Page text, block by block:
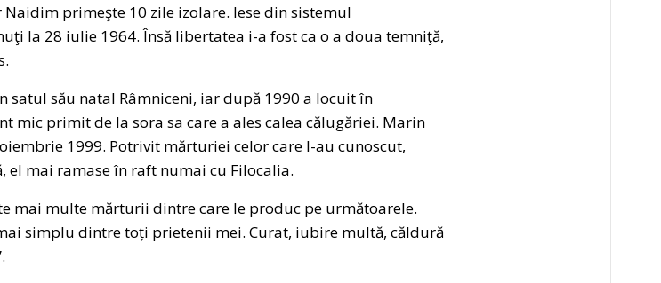
Naidim primeşte 10 zile izolare. Iese din sistemul
la 28 iulie 1964. Însă libertatea i-a fost ca o a doua temniţă,
satul său natal Râmniceni, iar după 1990 a locuit în
mic primit de la sora sa care a ales calea călugăriei. Marin
1999. Potrivit mărturiei celor care l-au cunoscut,
mai ramase în raft numai cu Filocalia.
mai multe mărturii dintre care le produc pe următoarele.
simplu dintre toți prietenii mei. Curat, iubire multă, căldură